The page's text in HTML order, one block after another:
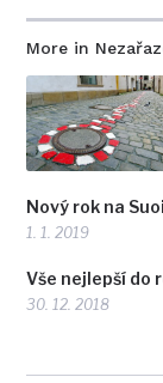
More in
Nový rok na
1. 1. 2019
Vše nejlepší do
30. 12. 2018